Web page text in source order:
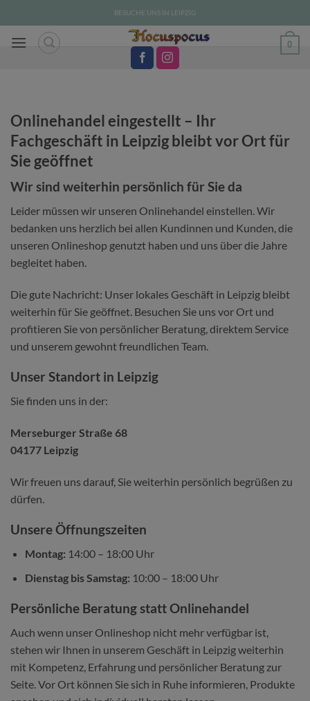
Inhalt
springen
BESUCHE UNS IN LEIPZIG
0
Onlinehandel eingestellt – Ihr
Fachgeschäft in Leipzig bleibt vor Ort für
Sie geöffnet
Wir sind weiterhin persönlich für Sie da
Leider müssen wir unseren Onlinehandel einstellen. Wir
bedanken uns herzlich bei allen Kundinnen und Kunden, die
unseren Onlineshop genutzt haben und uns über die Jahre
begleitet haben.
Die gute Nachricht: Unser lokales Geschäft in Leipzig bleibt
weiterhin für Sie geöffnet. Besuchen Sie uns vor Ort und
profitieren Sie von persönlicher Beratung, direktem Service
und unserem gewohnt freundlichen Team.
Unser Standort in Leipzig
Sie finden uns in der:
Merseburger Straße 68
04177 Leipzig
Wir freuen uns darauf, Sie weiterhin persönlich begrüßen zu
dürfen.
Unsere Öffnungszeiten
Montag: 14:00 – 18:00 Uhr
Dienstag bis Samstag: 10:00 – 18:00 Uhr
Persönliche Beratung statt Onlinehandel
Auch wenn unser Onlineshop nicht mehr verfügbar ist,
stehen wir Ihnen in unserem Geschäft in Leipzig weiterhin
mit Kompetenz, Erfahrung und persönlicher Beratung zur
Seite. Vor Ort können Sie sich in Ruhe informieren, Produkte